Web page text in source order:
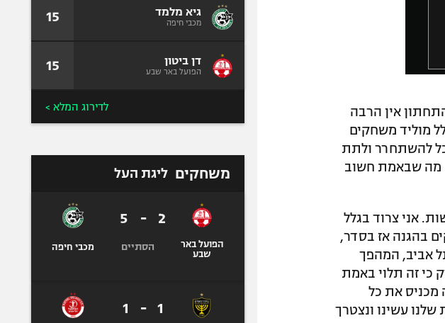
אין הרבה
מוליד משחקים
נוכל להשתחרר ולתת
מה שבאמת חשוב
אני צרוד בגלל
בהגנה אז בסדר,
הפועל תל אביב, המהפך
כי זה תלוי באמת
מכניס את כל
עשינו ונצטרך
גיא מלמד
מכבי חיפה 15
דן ביטון
הפועל באר שבע 15
לדירוג המלא >
משחקים ליגת העל
הפועל באר
שבע
2
-
5
הסתיים מכבי חיפה
1
-
1